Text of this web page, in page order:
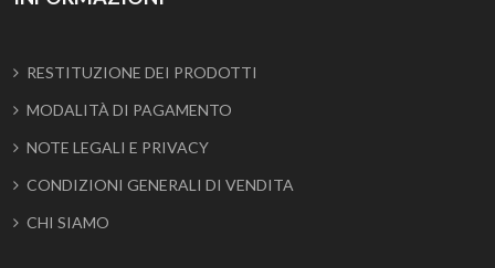
RESTITUZIONE DEI PRODOTTI
MODALITÀ DI PAGAMENTO
NOTE LEGALI E PRIVACY
CONDIZIONI GENERALI DI VENDITA
CHI SIAMO